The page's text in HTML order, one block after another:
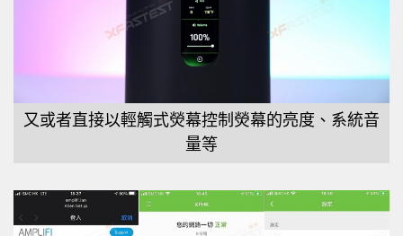
又或者直接以輕觸式熒幕控制熒幕的亮度、系統音
量等